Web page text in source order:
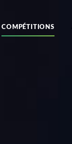
COMPÉTITIONS